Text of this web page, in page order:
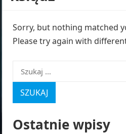
Sorry, but nothing matched
Please try again with
Szukaj:
Ostatnie wpisy